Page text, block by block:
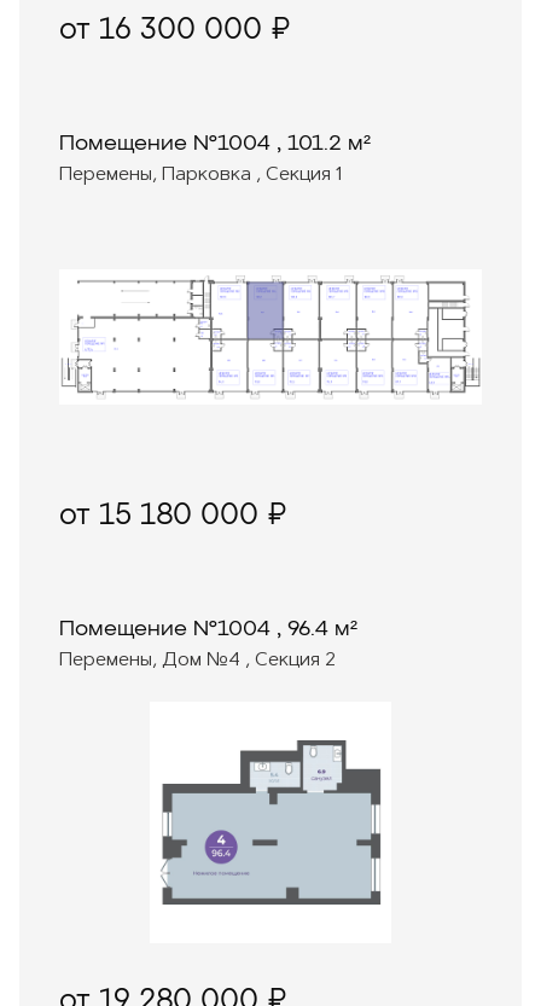
от 16 300 000 ₽
Помещение №1004 , 101.2 м²
Перемены, Парковка , Секция 1
от 15 180 000 ₽
Помещение №1004 , 96.4 м²
Перемены, Дом №4 , Секция 2